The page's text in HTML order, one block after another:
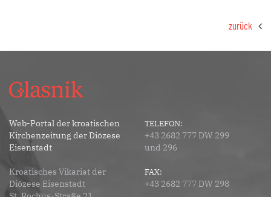
zurück
Web-Portal der kroatischen
Kirchenzeitung der Diözese
Eisenstadt
Kroatisches Vikariat der
Diözese Eisenstadt
TELEFON:
+43 2682 777 DW 299
und 296
FAX:
+43 2682 777 DW 298